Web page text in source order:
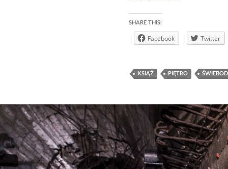
SHARE THIS:
Facebook Twitter
KSIĄŻ PIĘTRO